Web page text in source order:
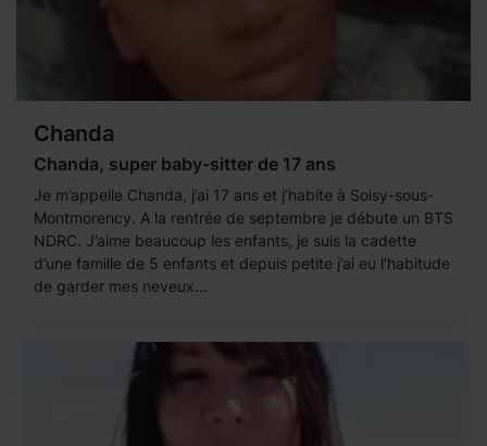
Chanda
Chanda, super baby-sitter de 17 ans
Je m’appelle Chanda, j’ai 17 ans et j’habite à Soisy-sous-
Montmorency. A la rentrée de septembre je débute un BTS
NDRC. J’aime beaucoup les enfants, je suis la cadette
d’une famille de 5 enfants et depuis petite j’ai eu l’habitude
de garder mes neveux...